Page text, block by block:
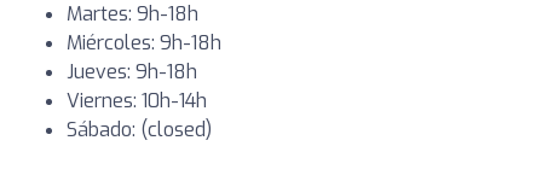
Martes: 9h-18h
Miércoles: 9h-18h
Jueves: 9h-18h
Viernes: 10h-14h
Sábado: (closed)